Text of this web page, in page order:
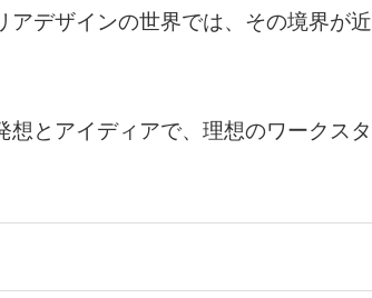
アデザインの世界では、その境界が近
とアイディアで、理想のワークスタ